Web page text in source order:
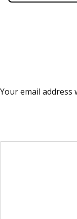
Your email address